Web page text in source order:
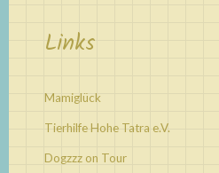
Links
Mamiglück
Tierhilfe Hohe Tatra e.V.
Dogzzz on Tour